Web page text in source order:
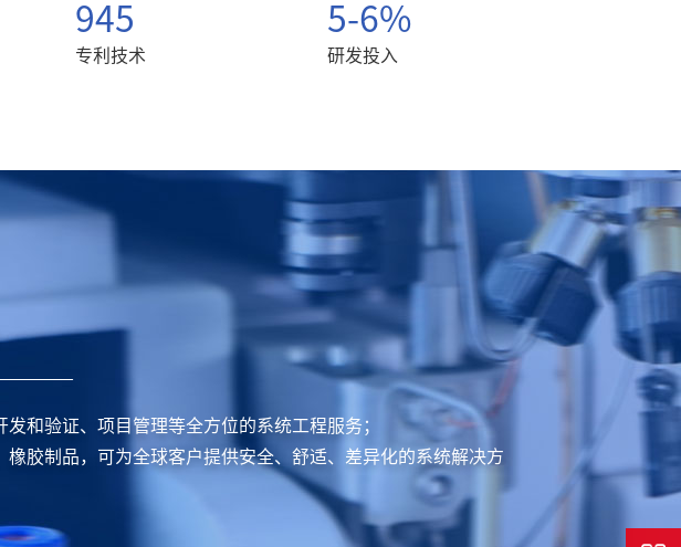
945
专利技术
5-6%
研发投入
和验证、项目管理等全方位的系统工程服务；
胶制品，可为全球客户提供安全、舒适、差异化的系统解决方